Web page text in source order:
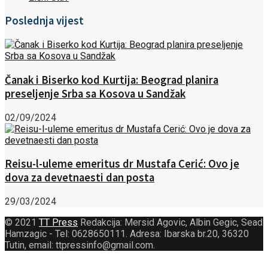
Poslednja vijest
Čanak i Biserko kod Kurtija: Beograd planira
preseljenje Srba sa Kosova u Sandžak
02/09/2024
Reisu-l-uleme emeritus dr Mustafa Cerić: Ovo je
dova za devetnaesti dan posta
29/03/2024
© 2021 TT Press Redakcija: Mersid Agovic, Albin Gegic, Sead
Hamzagic - Tel: 0628650111. Adresa: Ibarska br.20, 36320
Tutin, email: ttpressinfo@gmail.com.